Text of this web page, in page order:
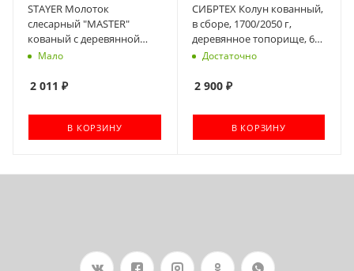
STAYER Молоток
слесарный "MASTER"
кованый с деревянной
рукояткой, 0.4кг [2002-04]
Мало
2 011 ₽
В КОРЗИНУ
СИБРТЕХ Колун кованный,
в сборе, 1700/2050 г,
деревянное топорище, 600
мм [21842]
Достаточно
2 900₽
В КОРЗИНУ